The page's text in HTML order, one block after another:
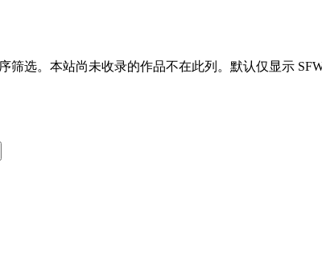
选。本站尚未收录的作品不在此列。默认仅显示